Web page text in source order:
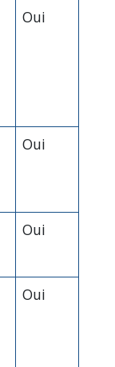
Oui
Oui
Oui
Oui